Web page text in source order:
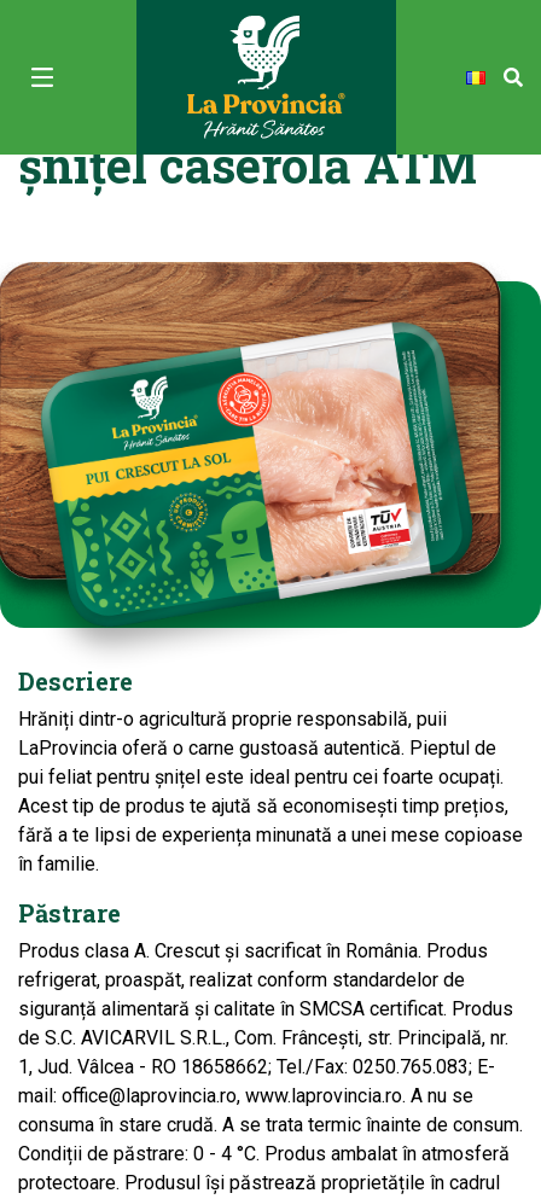
Piept de pui feliat
șnițel caserolă ATM
Descriere
Hrăniți dintr-o agricultură proprie responsabilă, puii
LaProvincia oferă o carne gustoasă autentică. Pieptul de
pui feliat pentru șnițel este ideal pentru cei foarte ocupați.
Acest tip de produs te ajută să economisești timp prețios,
fără a te lipsi de experiența minunată a unei mese copioase
în familie.
Păstrare
Produs clasa A. Crescut și sacrificat în România. Produs
refrigerat, proaspăt, realizat conform standardelor de
siguranță alimentară și calitate în SMCSA certificat. Produs
de S.C. AVICARVIL S.R.L., Com. Frâncești, str. Principală, nr.
1, Jud. Vâlcea - RO 18658662; Tel./Fax: 0250.765.083; E-
mail: office@laprovincia.ro, www.laprovincia.ro. A nu se
consuma în stare crudă. A se trata termic înainte de consum.
Condiții de păstrare: 0 - 4 °C. Produs ambalat în atmosferă
protectoare. Produsul își păstrează proprietățile în cadrul